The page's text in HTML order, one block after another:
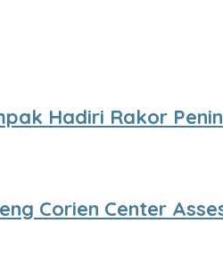
Hadiri Rakor
Corien Center